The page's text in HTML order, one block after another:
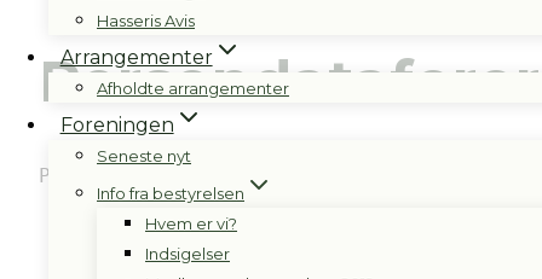
Hasseris Avis
Arrangementer
Afholdte arrangementer
Foreningen
Seneste nyt
Info fra bestyrelsen
Hvem er vi?
Indsigelser
På bestyrelsesmødet den 12. juni 2018
Vilkår for GDPR for Hasseris